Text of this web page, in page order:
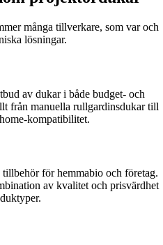
många tillverkare, som var och
lösningar.
av dukar i både budget- och
från manuella rullgardinsdukar till
kompatibilitet.
för hemmabio och företag.
av kvalitet och prisvärdhet